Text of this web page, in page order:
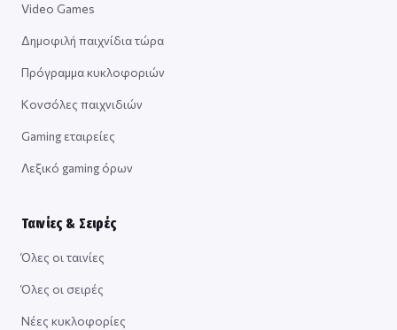
Video Games
Δημοφιλή παιχνίδια τώρα
Πρόγραμμα κυκλοφοριών
Κονσόλες παιχνιδιών
Gaming εταιρείες
Λεξικό gaming όρων
Ταινίες & Σειρές
Όλες οι ταινίες
Όλες οι σειρές
Νέες κυκλοφορίες